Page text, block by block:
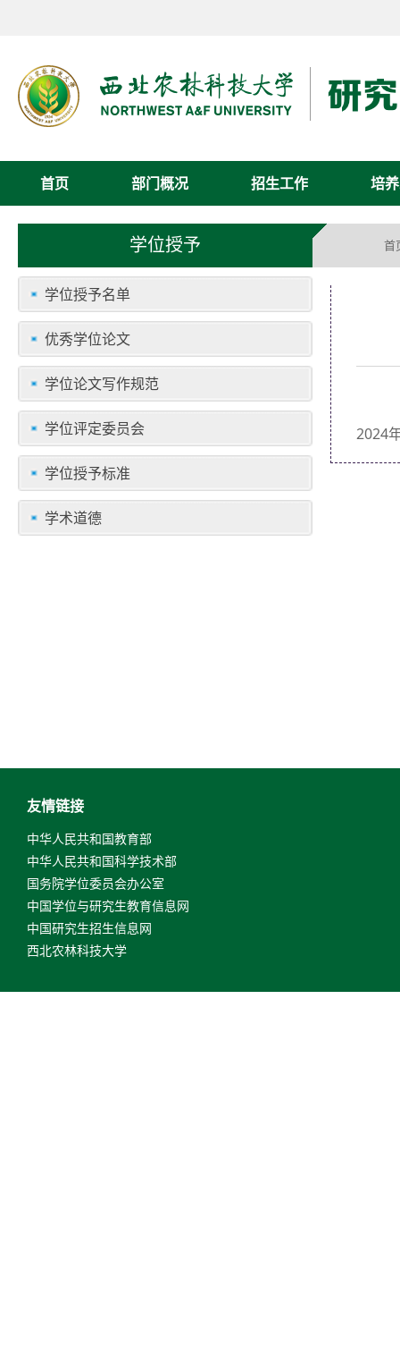
首页 部门概况 招生工作 培
学位授予 首
学位授予名单
优秀学位论文
学位论文写作规范
学位评定委员会
学位授予标准
学术道德
2024
友情链接
中华人民共和国教育部
中华人民共和国科学技术部
国务院学位委员会办公室
中国学位与研究生教育信息网
中国研究生招生信息网
西北农林科技大学